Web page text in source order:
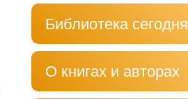
Библиотека сегодня
О книгах и авторах